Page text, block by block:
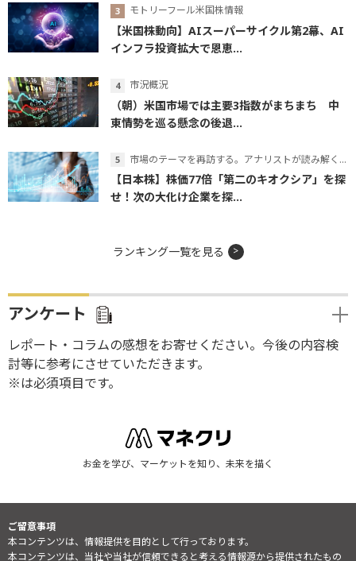
モトリーフール米国株情報
【米国株動向】AIスーパーサイクル第2幕、AI
インフラ投資拡大で恩恵...
市況概況
（朝）米国市場では主要3指数がまちまち 中
東情勢を巡る懸念の後退...
市場のテーマを再訪する。アナリストが読み解くテーマの本質
【日本株】株価77倍「第二のキオクシア」を探
せ！次の大化け企業を探...
ランキング一覧を見る
アンケート
レポート・コラムの感想をお寄せください。今後の内容検
討等に参考にさせていただきます。
※は必須項目です。
お金を学び、マーケットを知り、未来を描く
ご留意事項
本コンテンツは、情報提供を目的として行っております。
本コンテンツは、当社や当社が信頼できると考える情報源から提供されたもの